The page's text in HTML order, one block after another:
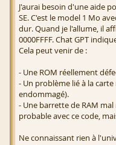
J'aurai besoin d'une aide
SE. C'est le model 1 Mo
dur. Quand je l'allume, il
0000FFFF. Chat GPT
Cela peut venir de :
- Une ROM réellement
- Un problème lié à la
endommagé).
- Une barrette de RAM
probable avec ce code,
Ne connaissant rien à